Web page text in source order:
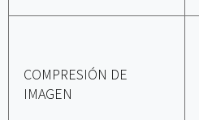
COMPRESIÓN DE
IMAGEN